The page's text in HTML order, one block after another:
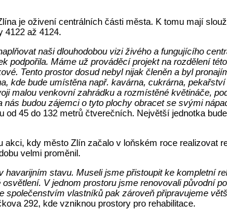
je oživení centrálních části města. K tomu mají
4122 až 4124.
naši dlouhodobou vizi živého a fungujícího
podpořila. Máme už prováděcí projekt na rozdělení
Tento prostor dosud nebyl nijak členěn a byl
kde bude umístěna např. kavárna, cukrárna,
malou venkovní zahrádku a rozmístěné květináče,
budou zájemci o tyto plochy obracet se svými
od 45 do 132 metrů čtverečních. Největší jednotka
akci, kdy město Zlín začalo v loňském roce
velmi proměnil.
havarijním stavu. Museli jsme přistoupit ke kompletní
V jednom prostoru jsme renovovali původní
společenstvím vlastníků pak zároveň připravujeme
292, kde vzniknou prostory pro rehabilitace.